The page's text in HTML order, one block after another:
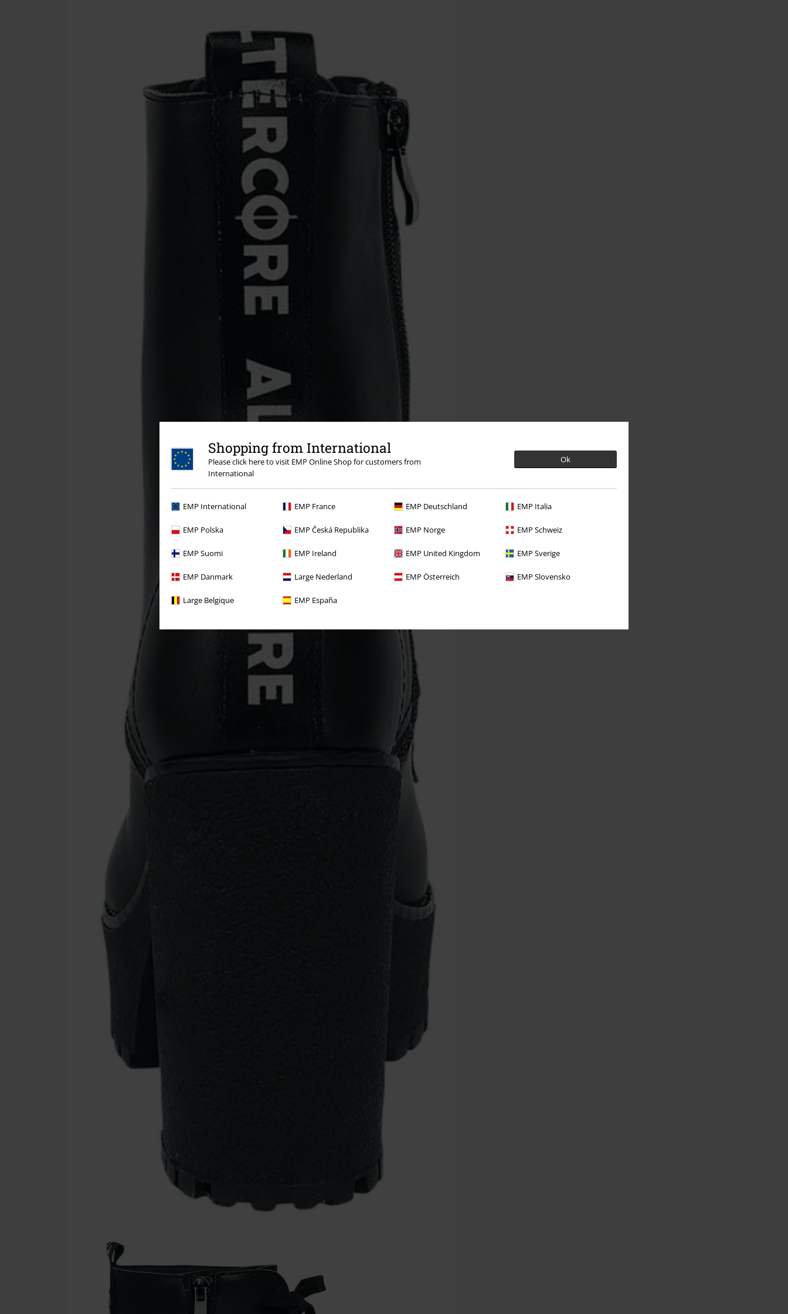
Shopping from International
Please click here to visit EMP Online Shop for customers from
International
Ok
EMP International EMP France EMP Deutschland EMP Italia
EMP Polska EMP Česká Republika EMP Norge EMP Schweiz
EMP Suomi EMP Ireland EMP United Kingdom EMP Sverige
EMP Danmark Large Nederland EMP Österreich EMP Slovensko
Large Belgique EMP España